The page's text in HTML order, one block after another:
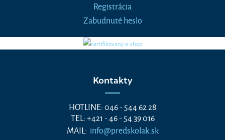
Registrácia
Zabudnuté heslo
Kontakty
HOTLINE: 046 - 544 62 28
TEL: +421 - 46 - 54 39 016
MAIL: info@predskolak.sk